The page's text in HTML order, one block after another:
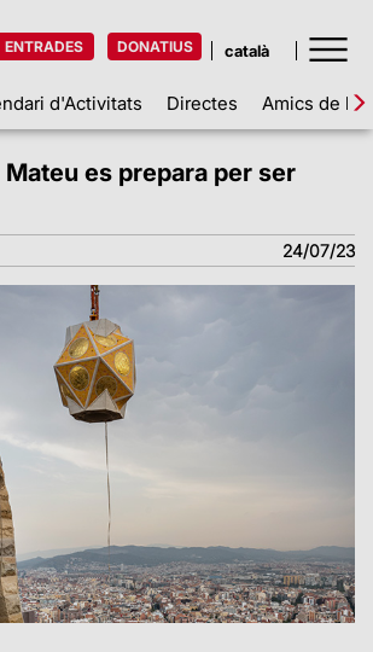
ENTRADES DONATIUS
d'Activitats Directes Amics de la
Mateu es prepara per ser
24/07/23